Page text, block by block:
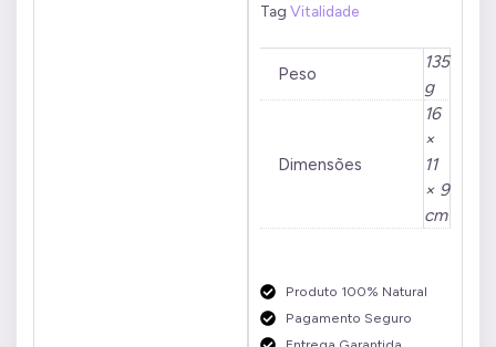
Tag Vitalidade
Peso
135
g
Dimensões
16
×
11
× 9
cm
Produto 100% Natural
Pagamento Seguro